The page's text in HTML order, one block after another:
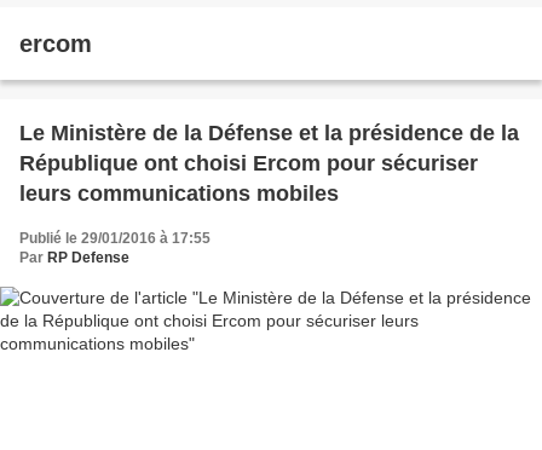
ercom
Le Ministère de la Défense et la présidence de la
République ont choisi Ercom pour sécuriser
leurs communications mobiles
Publié le 29/01/2016 à 17:55
Par RP Defense